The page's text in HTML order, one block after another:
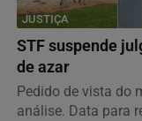
JUSTIÇA
STF suspende
de azar
Pedido de vista do
análise. Data para